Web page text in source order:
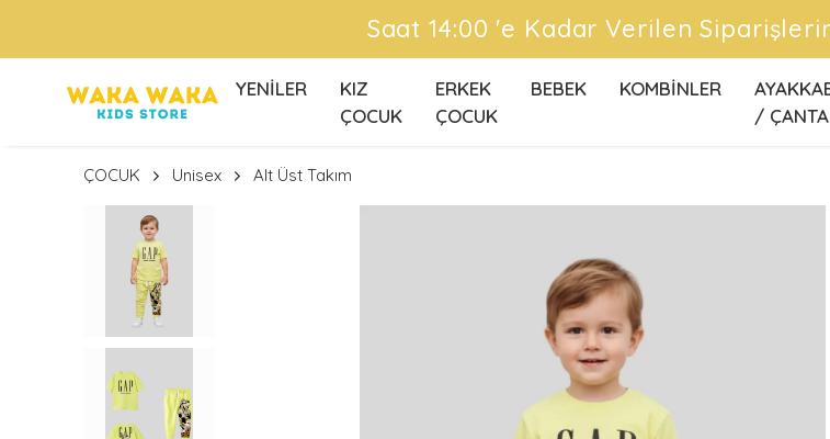
YENİLER
KIZ
ÇOCUK
ERKEK
ÇOCUK
BEBEK KOMBİNLER
/ ÇANTA
ÇOCUK Unisex Alt Üst Takım